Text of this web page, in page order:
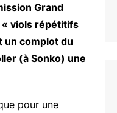
Grand
« viols répétitifs
un complot du
(à Sonko) une
pour une